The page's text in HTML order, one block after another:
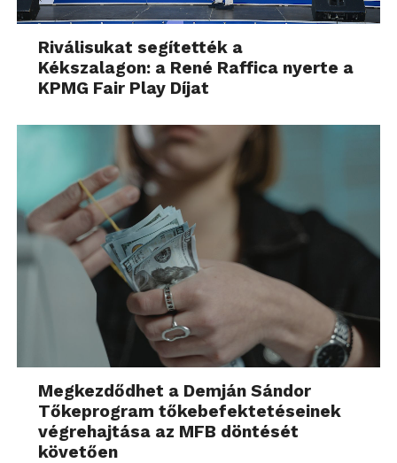
Riválisukat segítették a
Kékszalagon: a René Raffica nyerte a
KPMG Fair Play Díjat
Megkezdődhet a Demján Sándor
Tőkeprogram tőkebefektetéseinek
végrehajtása az MFB döntését
követően